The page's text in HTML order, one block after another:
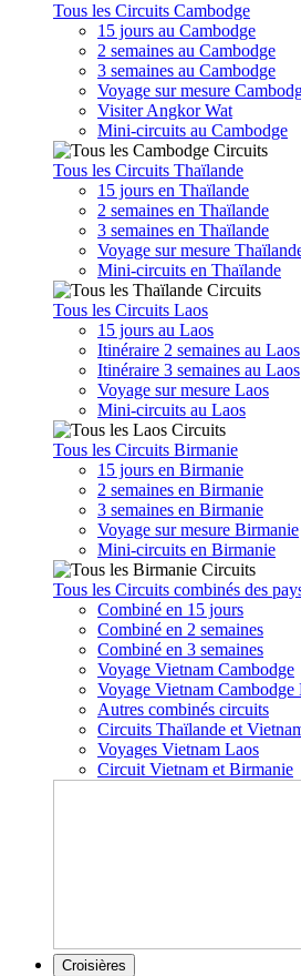
Tous les Circuits Cambodge
15 jours au Cambodge
2 semaines au Cambodge
3 semaines au Cambodge
Voyage sur mesure
Visiter Angkor Wat
Mini-circuits au Cambodge
Tous les Circuits Thaïlande
15 jours en Thaïlande
2 semaines en Thaïlande
3 semaines en Thaïlande
Voyage sur mesure
Mini-circuits en Thaïlande
Tous les Circuits Laos
15 jours au Laos
Itinéraire 2 semaines au Laos
Itinéraire 3 semaines au Laos
Voyage sur mesure Laos
Mini-circuits au Laos
Tous les Circuits Birmanie
15 jours en Birmanie
2 semaines en Birmanie
3 semaines en Birmanie
Voyage sur mesure Birmanie
Mini-circuits en Birmanie
Tous les Circuits combinés des
Combiné en 15 jours
Combiné en 2 semaines
Combiné en 3 semaines
Voyage Vietnam Cambodge
Voyage Vietnam Cambodge
Autres combinés circuits
Circuits Thaïlande et
Voyages Vietnam Laos
Circuit Vietnam et Birmanie
Croisières